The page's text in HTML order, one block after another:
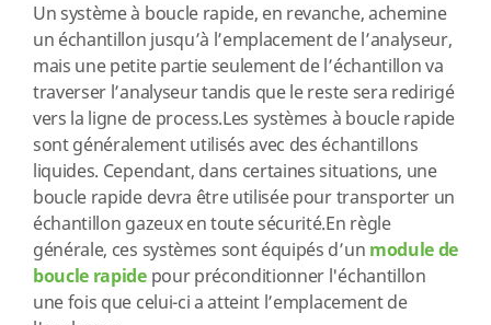
Un système à boucle rapide, en revanche, achemine
un échantillon jusqu’à l’emplacement de l’analyseur,
mais une petite partie seulement de l’échantillon va
traverser l’analyseur tandis que le reste sera redirigé
vers la ligne de process.Les systèmes à boucle rapide
sont généralement utilisés avec des échantillons
liquides. Cependant, dans certaines situations, une
boucle rapide devra être utilisée pour transporter un
échantillon gazeux en toute sécurité.En règle
générale, ces systèmes sont équipés d’un module de
boucle rapidepour préconditionner l'échantillon
une fois que celui-ci a atteint l’emplacement de